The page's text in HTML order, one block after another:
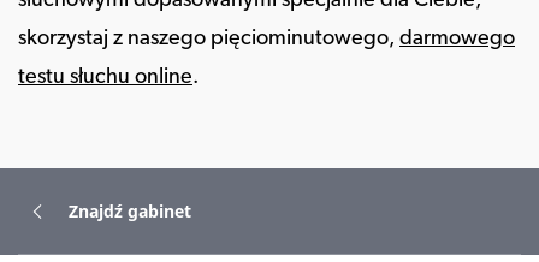
skorzystaj z naszego pięciominutowego, darmowego
testu słuchu online.
Znajdź gabinet